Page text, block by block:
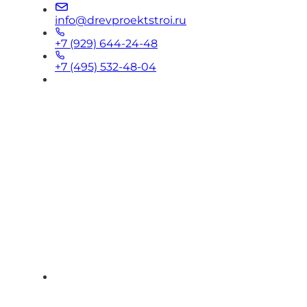
info@drevproektstroi.ru
+7 (929) 644-24-48
+7 (495) 532-48-04